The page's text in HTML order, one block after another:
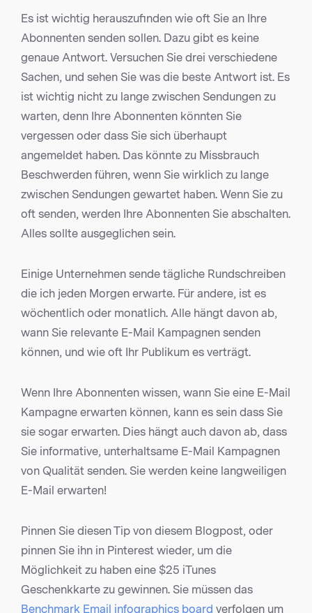
Es ist wichtig herauszufinden wie oft Sie an Ihre
Abonnenten senden sollen. Dazu gibt es keine
genaue Antwort. Versuchen Sie drei verschiedene
Sachen, und sehen Sie was die beste Antwort ist. Es
ist wichtig nicht zu lange zwischen Sendungen zu
warten, denn Ihre Abonnenten könnten Sie
vergessen oder dass Sie sich überhaupt
angemeldet haben. Das könnte zu Missbrauch
Beschwerden führen, wenn Sie wirklich zu lange
zwischen Sendungen gewartet haben. Wenn Sie zu
oft senden, werden Ihre Abonnenten Sie abschalten.
Alles sollte ausgeglichen sein.
Einige Unternehmen sende tägliche Rundschreiben
die ich jeden Morgen erwarte. Für andere, ist es
wöchentlich oder monatlich. Alle hängt davon ab,
wann Sie relevante E-Mail Kampagnen senden
können, und wie oft Ihr Publikum es verträgt.
Wenn Ihre Abonnenten wissen, wann Sie eine E-Mail
Kampagne erwarten können, kann es sein dass Sie
sie sogar erwarten. Dies hängt auch davon ab, dass
Sie informative, unterhaltsame E-Mail Kampagnen
von Qualität senden. Sie werden keine langweiligen
E-Mail erwarten!
Pinnen Sie diesen Tip von diesem Blogpost, oder
pinnen Sie ihn in Pinterest wieder, um die
Möglichkeit zu haben eine $25 iTunes
Geschenkkarte zu gewinnen. Sie müssen das
Benchmark Email infographics board verfolgen um